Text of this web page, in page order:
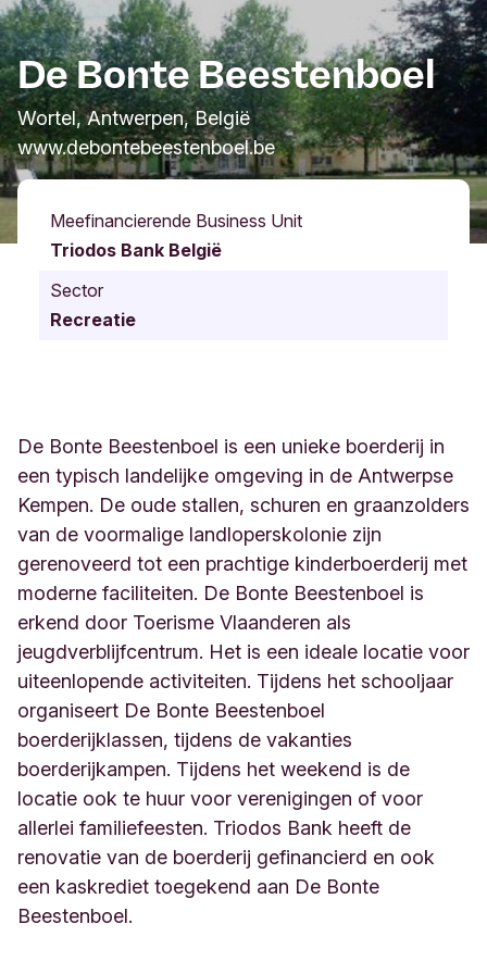
De Bonte Beestenboel
Wortel, Antwerpen, België
www.debontebeestenboel.be
Meefinancierende Business Unit
Triodos Bank België
Sector
Recreatie
De Bonte Beestenboel is een unieke boerderij in
een typisch landelijke omgeving in de Antwerpse
Kempen. De oude stallen, schuren en graanzolders
van de voormalige landloperskolonie zijn
gerenoveerd tot een prachtige kinderboerderij met
moderne faciliteiten. De Bonte Beestenboel is
erkend door Toerisme Vlaanderen als
jeugdverblijfcentrum. Het is een ideale locatie voor
uiteenlopende activiteiten. Tijdens het schooljaar
organiseert De Bonte Beestenboel
boerderijklassen, tijdens de vakanties
boerderijkampen. Tijdens het weekend is de
locatie ook te huur voor verenigingen of voor
allerlei familiefeesten. Triodos Bank heeft de
renovatie van de boerderij gefinancierd en ook
een kaskrediet toegekend aan De Bonte
Beestenboel.